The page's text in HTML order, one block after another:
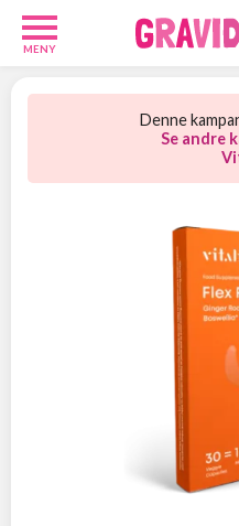
MENY
Denne
Se andre
Babypakker
Velkomstgaver
Foreldre